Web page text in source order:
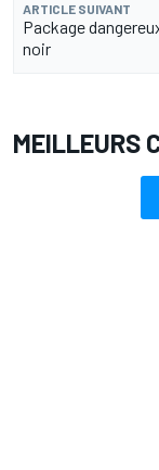
ARTICLE SUIVANT
Package
noir
MEILLEURS